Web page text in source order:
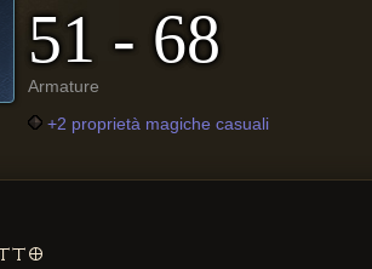
51 - 68
Armature
+2 proprietà magiche casuali